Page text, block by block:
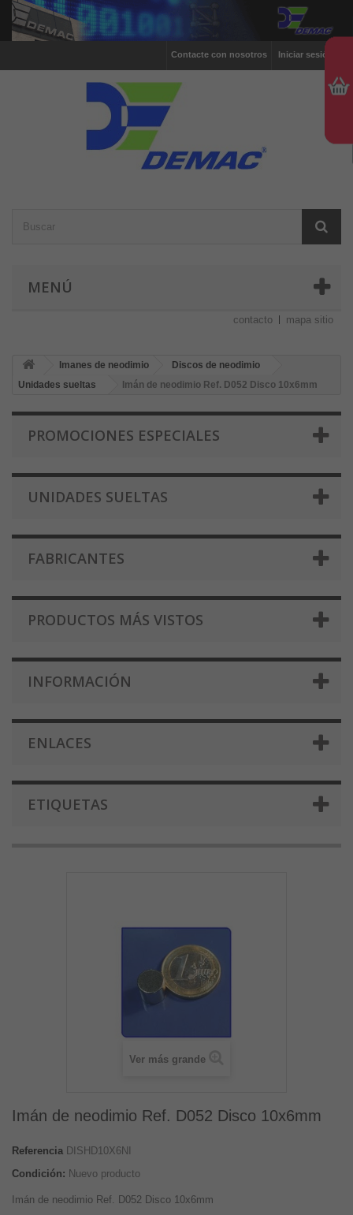
Iniciar sesión
Contacte con nosotros
MENÚ
contacto mapa sitio
Imanes de neodimio
Discos de neodimio
Unidades sueltas
Imán de neodimio Ref. D052 Disco 10x6mm
PROMOCIONES ESPECIALES
UNIDADES SUELTAS
FABRICANTES
PRODUCTOS MÁS VISTOS
INFORMACIÓN
ENLACES
ETIQUETAS
Ver más grande
Imán de neodimio Ref. D052 Disco 10x6mm
Referencia DISHD10X6NI
Condición: Nuevo producto
Imán de neodimio Ref. D052 Disco 10x6mm